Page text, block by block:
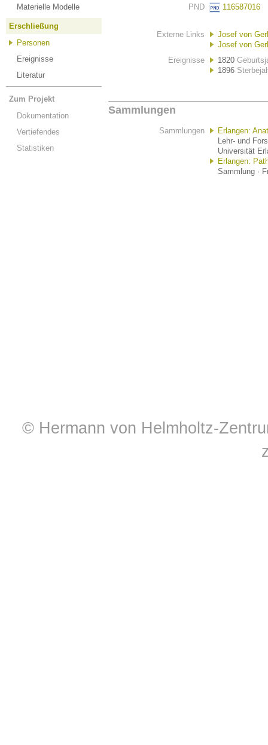
Materielle Modelle
Erschließung
Personen
Ereignisse
Literatur
Zum Projekt
Dokumentation
Vertiefendes
Statistiken
PND
116587016
Externe Links
Josef von
Josef von
Ereignisse
1820
1896
Sammlungen
Sammlungen
Erlangen:
Lehr- und
Universität
Erlangen:
Sammlung ·
© Hermann von Helmholtz-